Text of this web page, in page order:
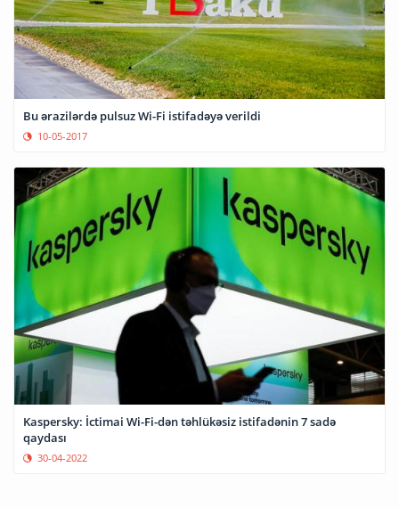
Bu ərazilərdə pulsuz Wi-Fi istifadəyə verildi
10-05-2017
Kaspersky: İctimai Wi-Fi-dən təhlükəsiz istifadənin 7 sadə
qaydası
30-04-2022